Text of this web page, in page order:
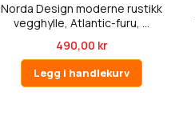
Norda Design moderne rustikk
vegghylle, Atlantic-furu, ...
490,00 kr
Legg i handlekurv